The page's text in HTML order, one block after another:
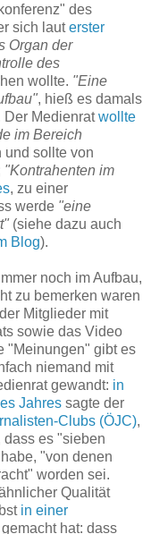
des
sich lauterster
Organ der
des
wollte. "Eine
, hieß es damals
Der Medienratwollte
im Bereich
und sollte von
"Kontrahenten im
, zu einer
werde "eine
(siehe dazu auch
Blog).
noch im Aufbau,
zu bemerken waren
Mitglieder mit
sowie das Video
"Meinungen" gibt es
niemand mit
gewandt: in
Jahres sagte der
Clubs (ÖJC),
dass es "sieben
"von denen
worden sei.
Qualität
in einer
hat: dass